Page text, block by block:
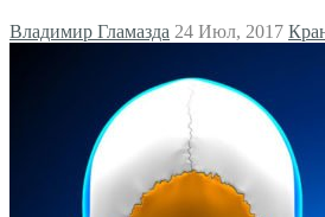
Владимир Гламазда 24 Июл, 2017